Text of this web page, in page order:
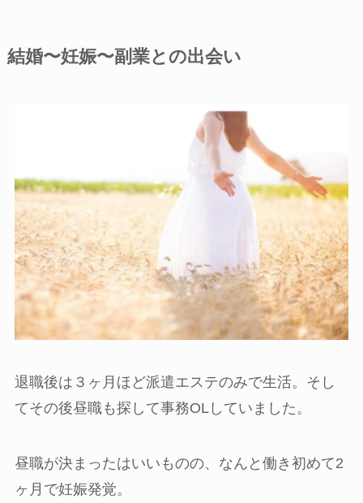
結婚〜妊娠〜副業との出会い
退職後は３ヶ月ほど派遣エステのみで生活。そし
てその後昼職も探して事務OLしていました。
昼職が決まったはいいものの、なんと働き初めて2
ヶ月で妊娠発覚。